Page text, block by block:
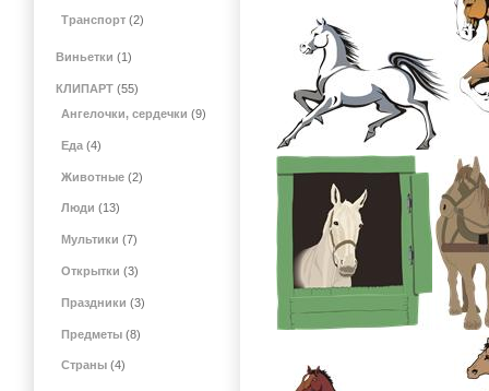
Транспорт (2)
Виньетки (1)
КЛИПАРТ(55)
Ангелочки, сердечки (9)
Еда (4)
Животные (2)
Люди (13)
Мультики (7)
Открытки (3)
Праздники (3)
Предметы (8)
Страны (4)